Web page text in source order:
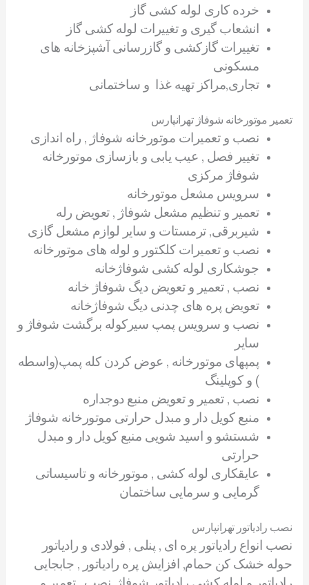
خرده کاری لوله کشی گاز
انشعاب گیری و تغییرات لوله کشی گاز
تغییرات گازکشی و گازرسانی آشپزخانه های
مسکونی
تجاری,مراکز تهیه غذا و ساختمانی
تعمیر موتورخانه شوفاژ تهرانپارس
نصب و تعمیرات موتورخانه شوفاژ , راه اندازی
تغییر فصل , عیب یابی و بازسازی موتورخانه
شوفاژ مرکزی
سرویس مشعل موتورخانه
تعمیر و تنظیم مشعل شوفاژ , تعویض رله
شیربرقی, ترمستات و سایر لوازم مشعل گازی
نصب و تعمیرات کلکتور و لوله های موتورخانه
جوشکاری لوله کشی شوفاژخانه
نصب , تعمیر و تعویض دیگ شوفاژ خانه
تعویض پره های چدنی دیگ شوفاژخانه
نصب و سرویس پمپ سیرکوله برگشت شوفاژ و
سایر
پمپهای موتورخانه , عوض کردن کله پمپ(واسطه
) و کوپلینگ
نصب , تعمیر و تعویض منبع دوجداره
منبع کویل دار و مبدل حرارتی موتورخانه شوفاژ
شستشو و اسید شویی منبع کویل دار و مبدل
حرارتی
عایقکاری لوله کشی , موتورخانه وتاسیساتی
گرمایی و سرمایی ساختمان
نصب رادیاتور تهرانپارس
نصب انواع رادیاتور پره ای , پنلی , فولادی و رادیاتور
حوله خشک کن حمام, افزایش پره رادیاتور , جابجایی